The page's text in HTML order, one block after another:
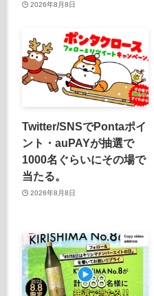
2026年8月8日
Twitter/SNSでPontaポイ
ント・auPAYが抽選で
1000名ぐらいにその場で
当たる。
2026年8月8日